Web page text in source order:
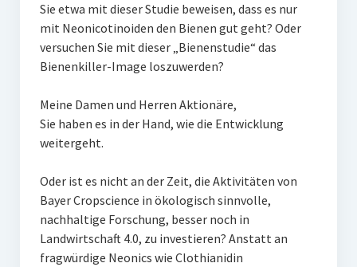
Sie etwa mit dieser Studie beweisen, dass es nur
mit Neonicotinoiden den Bienen gut geht? Oder
versuchen Sie mit dieser „Bienenstudie“ das
Bienenkiller-Image loszuwerden?
Meine Damen und Herren Aktionäre,
Sie haben es in der Hand, wie die Entwicklung
weitergeht.
Oder ist es nicht an der Zeit, die Aktivitäten von
Bayer Cropscience in ökologisch sinnvolle,
nachhaltige Forschung, besser noch in
Landwirtschaft 4.0, zu investieren? Anstatt an
fragwürdige Neonics wie Clothianidin